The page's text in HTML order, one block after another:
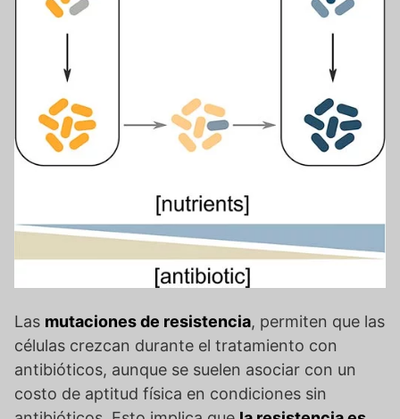
Las mutaciones de resistencia, permiten que las
células crezcan durante el tratamiento con
antibióticos, aunque se suelen asociar con un
costo de aptitud física en condiciones sin